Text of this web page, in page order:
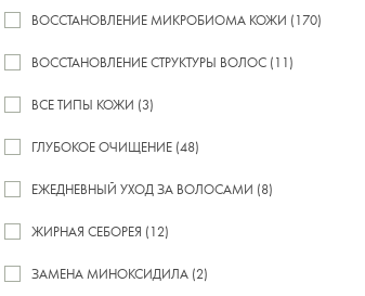
ВОССТАНОВЛЕНИЕ МИКРОБИОМА КОЖИ (170)
ВОССТАНОВЛЕНИЕ СТРУКТУРЫ ВОЛОС (11)
ВСЕ ТИПЫ КОЖИ (3)
ГЛУБОКОЕ ОЧИЩЕНИЕ (48)
ЕЖЕДНЕВНЫЙ УХОД ЗА ВОЛОСАМИ (8)
ЖИРНАЯ СЕБОРЕЯ (12)
ЗАМЕНА МИНОКСИДИЛА (2)